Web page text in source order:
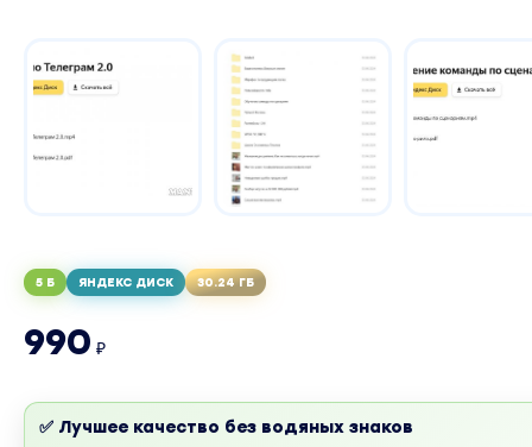
5 Б ЯНДЕКС ДИСК 30.24 ГБ
990 ₽
✅ Лучшее качество без водяных знаков